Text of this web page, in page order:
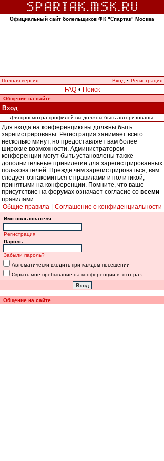
Официальный сайт болельщиков ФК "Спартак" Москва
Полная версия Вход • Регистрация
FAQ • Поиск
Общение на сайте
Вход
Для просмотра профилей вы должны быть авторизованы.
Для входа на конференцию вы должны быть
зарегистрированы. Регистрация занимает всего
несколько минут, но предоставляет вам более
широкие возможности. Администратором
конференции могут быть установлены также
дополнительные привилегии для зарегистрированных
пользователей. Прежде чем зарегистрироваться, вам
следует ознакомиться с правилами и политикой,
принятыми на конференции. Помните, что ваше
присутствие на форумах означает согласие со всеми
правилами.
Общие правила
Соглашение о конфиденциальности
Имя пользователя:
Регистрация
Пароль:
Забыли пароль?
Автоматически входить при каждом посещении
Скрыть моё пребывание на конференции в этот раз
Общение на сайте